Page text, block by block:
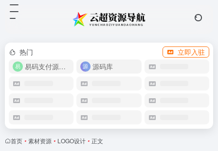
热门
立即入驻
易码支付源码下载
源码库
首页 • 素材资源 • LOGO设计 • 正文